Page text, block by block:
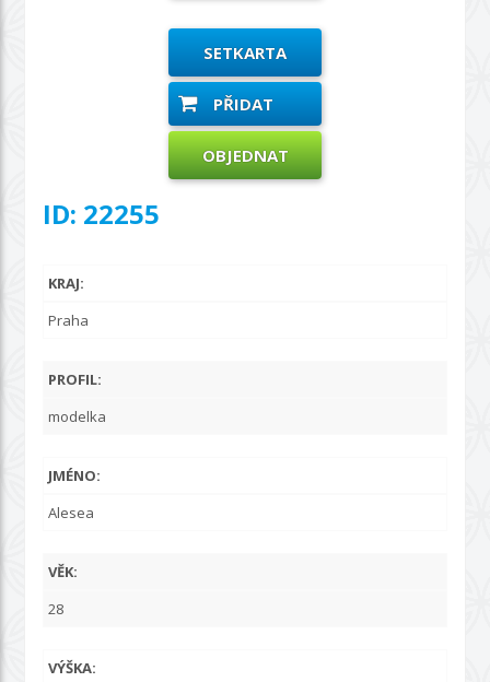
SETKARTA
PŘIDAT
OBJEDNAT
ID: 22255
KRAJ:
Praha
PROFIL:
modelka
JMÉNO:
Alesea
VĚK:
28
VÝŠKA: